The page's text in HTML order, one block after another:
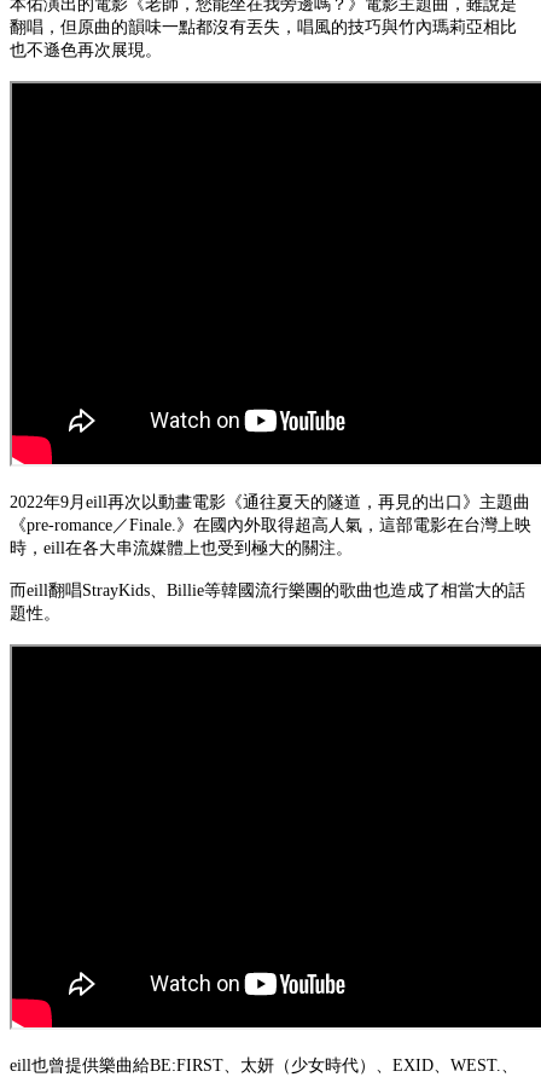
本佑演出的電影《老師，您能坐在我旁邊嗎？》電影主題曲，雖說是
翻唱，但原曲的韻味一點都沒有丟失，唱風的技巧與竹內瑪莉亞相比
也不遜色再次展現。
2022年9月eill再次以動畫電影《通往夏天的隧道，再見的出口》主題曲
《pre-romance／Finale.》在國內外取得超高人氣，這部電影在台灣上映
時，eill在各大串流媒體上也受到極大的關注。
而eill翻唱StrayKids、Billie等韓國流行樂團的歌曲也造成了相當大的話
題性。
eill也曾提供樂曲給BE:FIRST、太妍（少女時代）、EXID、WEST.、